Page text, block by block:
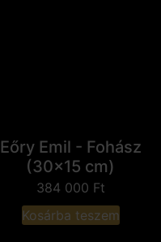
Eőry Emil - Fohász
(30x15 cm)
384 000 Ft
Kosárba teszem